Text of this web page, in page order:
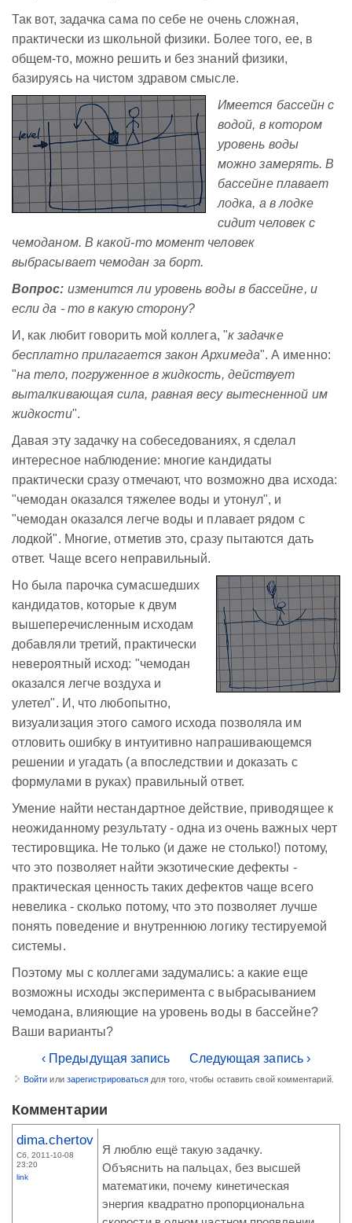
Так вот, задачка сама по себе не очень сложная,
практически из школьной физики. Более того, ее, в
общем-то, можно решить и без знаний физики,
базируясь на чистом здравом смысле.
Имеется бассейн с
водой, в котором
уровень воды
можно замерять. В
бассейне плавает
лодка, а в лодке
сидит человек с
чемоданом. В какой-то момент человек
выбрасывает чемодан за борт.
Вопрос: изменится ли уровень воды в бассейне, и
если да - то в какую сторону?
И, как любит говорить мой коллега, "к задачке
бесплатно прилагается закон Архимеда". А именно:
"на тело, погруженное в жидкость, действует
выталкивающая сила, равная весу вытесненной им
жидкости".
Давая эту задачку на собеседованиях, я сделал
интересное наблюдение: многие кандидаты
практически сразу отмечают, что возможно два исхода:
"чемодан оказался тяжелее воды и утонул", и
"чемодан оказался легче воды и плавает рядом с
лодкой". Многие, отметив это, сразу пытаются дать
ответ. Чаще всего неправильный.
Но была парочка сумасшедших
кандидатов, которые к двум
вышеперечисленным исходам
добавляли третий, практически
невероятный исход: "чемодан
оказался легче воздуха и
улетел". И, что любопытно,
визуализация этого самого исхода позволяла им
отловить ошибку в интуитивно напрашивающемся
решении и угадать (а впоследствии и доказать с
формулами в руках) правильный ответ.
Умение найти нестандартное действие, приводящее к
неожиданному результату - одна из очень важных черт
тестировщика. Не только (и даже не столько!) потому,
что это позволяет найти экзотические дефекты -
практическая ценность таких дефектов чаще всего
невелика - сколько потому, что это позволяет лучше
понять поведение и внутреннюю логику тестируемой
системы.
Поэтому мы с коллегами задумались: а какие еще
возможны исходы эксперимента с выбрасыванием
чемодана, влияющие на уровень воды в бассейне?
Ваши варианты?
‹ Предыдущая запись
Следующая запись ›
Войти или зарегистрироваться для того, чтобы оставить свой комментарий.
Комментарии
dima.chertov
Сб, 2011-10-08
23:20
link
Я люблю ещё такую задачку.
Объяснить на пальцах, без высшей
математики, почему кинетическая
энергия квадратно пропорциональна